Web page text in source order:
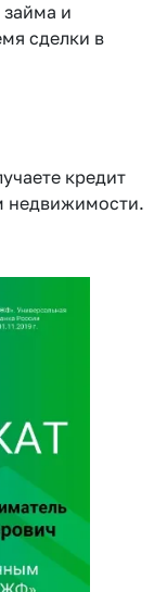
займа и
сделки в
кредит
недвижимости.